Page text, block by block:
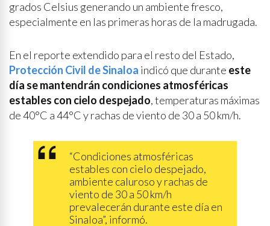
grados Celsius generando un ambiente fresco,
especialmente en las primeras horas de la madrugada.
En el reporte extendido para el resto del Estado,
Protección Civil de Sinaloa indicó que durante este
día se mantendrán condiciones atmosféricas
estables con cielo despejado, temperaturas máximas
de 40°C a 44°C y rachas de viento de 30 a 50 km/h.
“Condiciones atmosféricas
estables con cielo despejado,
ambiente caluroso y rachas de
viento de 30 a 50 km/h
prevalecerán durante este día en
Sinaloa”, informó.